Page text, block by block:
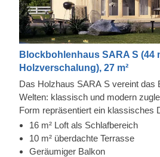
Blockbohlenhaus SARA S (44
Holzverschalung), 27 m²
Das Holzhaus SARA S vereint das
Welten: klassisch und modern
Form repräsentiert ein klassisches
großen Fenster, die das Haus
Fassadenverkleidung dem
modernes Flair verleihen. Das von
16 m² Loft als Schlafbereich
10 m² überdachte Terrasse
Geräumiger Balkon